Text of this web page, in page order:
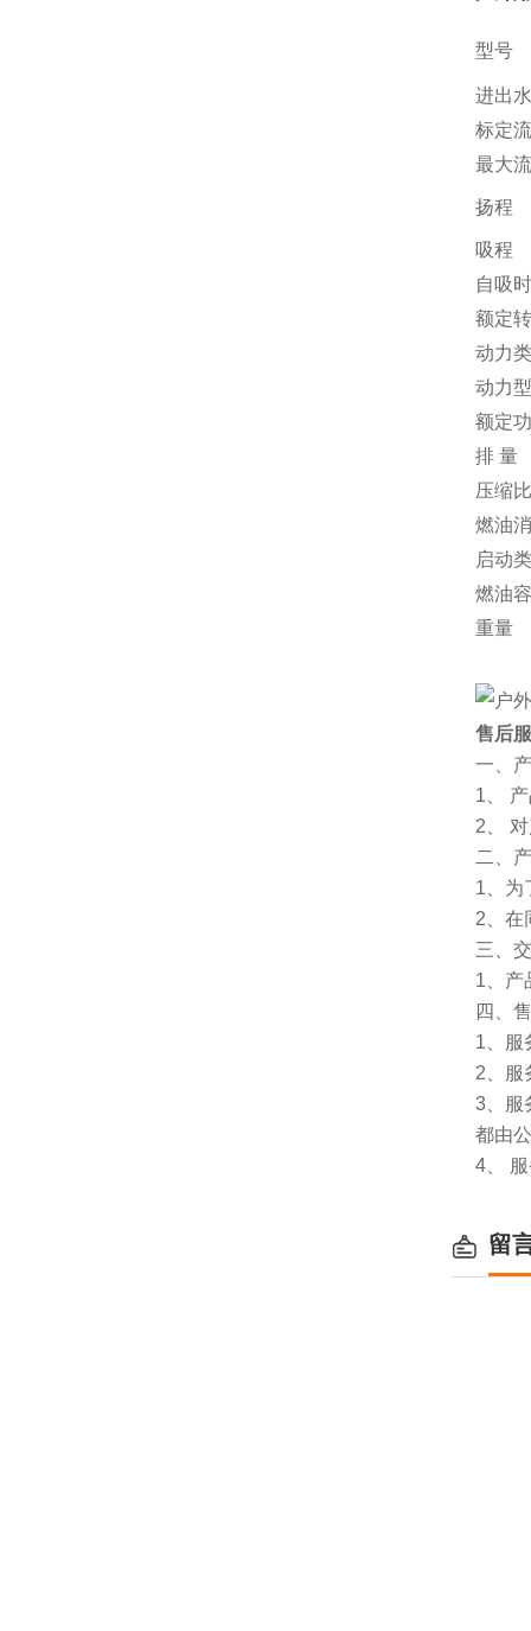
型号
进出
标定
最大
扬程
吸程
自吸
额定
动力
动力
额定
排 量
压缩比
燃油
启动
燃油
重量
售后
一、
1、
2、
二、
1、为
2、在
三、
1、产
四、
1、服
2、服
3、服
都由
4、
留